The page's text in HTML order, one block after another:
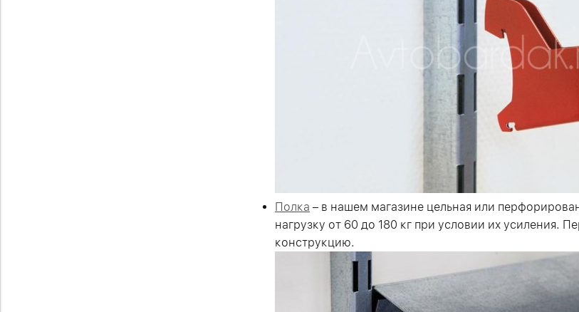
Полка – в нашем магазине цельная или
нагрузку от 60 до 180 кг при условии их усиления.
конструкцию.